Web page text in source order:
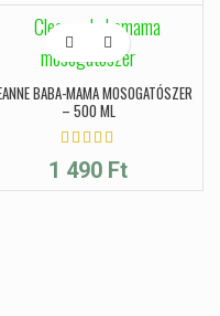
BABA-MAMA MOSOGATÓSZER
– 500 ML
1 490 Ft